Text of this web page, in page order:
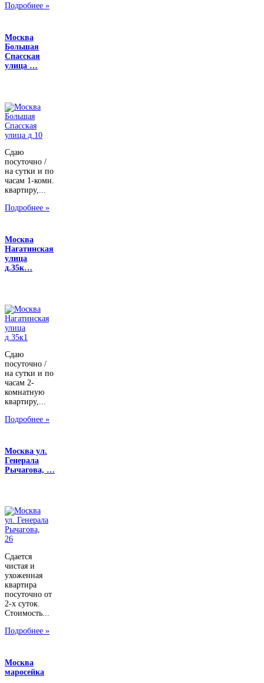
Подробнее »
Москва
Большая
Спасская
улица …
Сдаю
посуточно /
на сутки и по
часам 1-комн.
квартиру,...
Подробнее »
Москва
Нагатинская
улица
д.35к…
Сдаю
посуточно /
на сутки и по
часам 2-
комнатную
квартиру,...
Подробнее »
Москва ул.
Генерала
Рычагова, …
Сдается
чистая и
ухоженная
квартира
посуточно от
2-х суток.
Стоимость...
Подробнее »
Москва
маросейка